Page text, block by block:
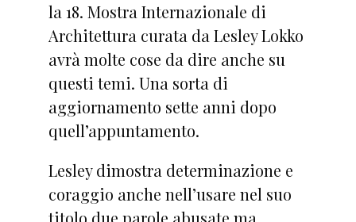
la 18. Mostra Internazionale di
Architettura curata da Lesley Lokko
avrà molte cose da dire anche su
questi temi. Una sorta di
aggiornamento sette anni dopo
quell’appuntamento.
Lesley dimostra determinazione e
coraggio anche nell’usare nel suo
titolo due parole abusate ma